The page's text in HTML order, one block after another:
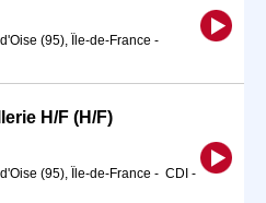
(95), Île-de-France -
H/F (H/F)
(95), Île-de-France - CDI -